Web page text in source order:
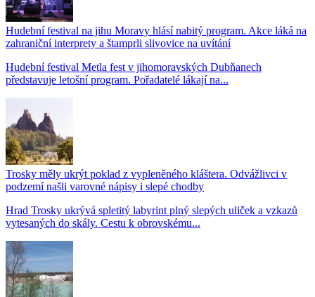
Hudební festival na jihu Moravy hlásí nabitý program. Akce láká na
zahraniční interprety a štamprli slivovice na uvítání
Hudební festival Metla fest v jihomoravských Dubňanech
představuje letošní program. Pořadatelé lákají na...
Trosky měly ukrýt poklad z vypleněného kláštera. Odvážlivci v
podzemí našli varovné nápisy i slepé chodby
Hrad Trosky ukrývá spletitý labyrint plný slepých uliček a vzkazů
vytesaných do skály. Cestu k obrovskému...